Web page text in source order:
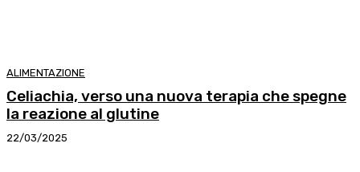
ALIMENTAZIONE
Celiachia, verso una nuova terapia che spegne
la reazione al glutine
22/03/2025